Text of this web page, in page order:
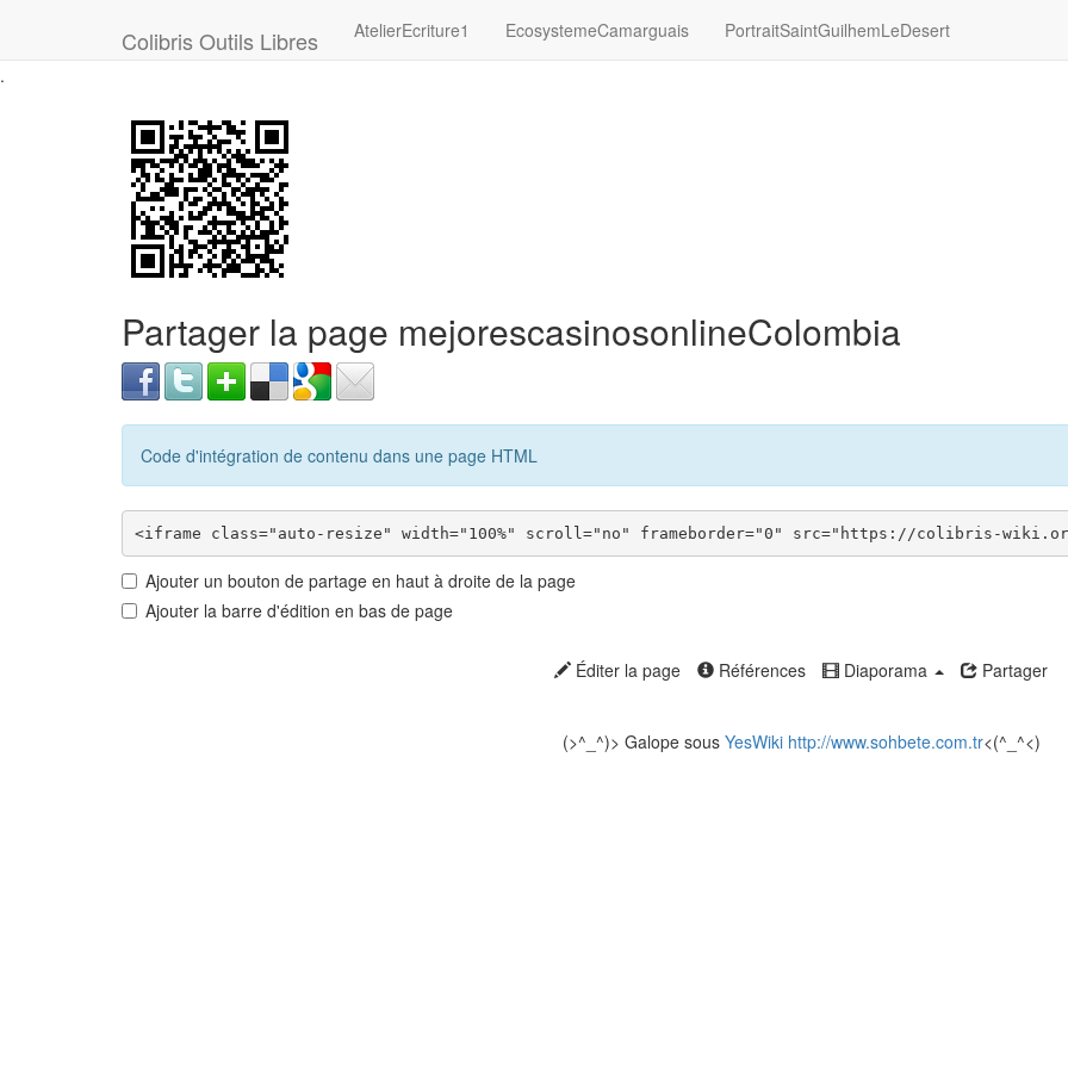
Colibris Outils Libres AtelierEcriture1 EcosystemeCamarguais PortraitSaintGuilhemLeDesert
.
Partager la page mejorescasinosonlineColombia
Code d'intégration de contenu dans une page HTML
Ajouter un bouton de partage en haut à droite de la page
Ajouter la barre d'édition en bas de page
Éditer la page Références Diaporama Partager
(>^_^)> Galope sous YesWiki http://www.sohbete.com.tr<(^_^<)